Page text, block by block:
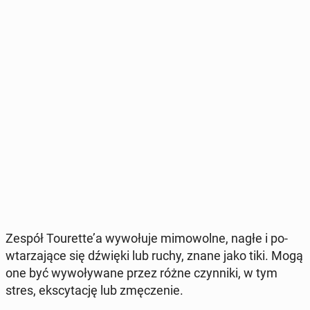
Zespół To­uret­te’a wy­wo­łu­je mi­mo­wol­ne, nagłe i po­
wta­rza­ją­ce się dźwięki lub ruchy, znane jako tiki. Mogą
one być wy­wo­ły­wa­ne przez różne czyn­ni­ki, w tym
stres, eks­cy­ta­cję lub zmę­cze­nie.